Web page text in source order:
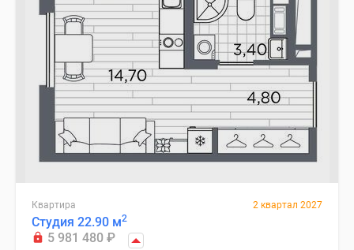
Квартира 2 квартал 2027
Студия 22.90 м2
5 981 480 ₽